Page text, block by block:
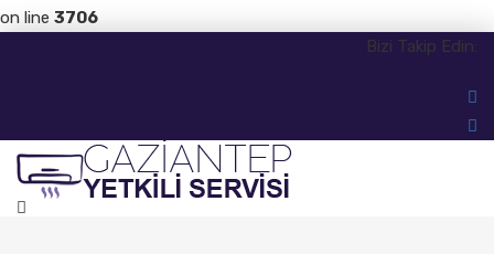
on line 3706
Bizi Takip Edin: